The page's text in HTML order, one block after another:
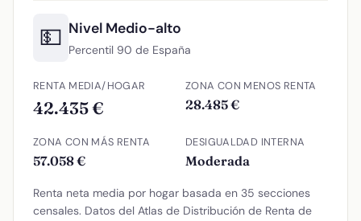
💵 Nivel Medio-alto
Percentil 90 de España
RENTA MEDIA/HOGAR
42.435 €
ZONA CON MENOS RENTA
28.485 €
ZONA CON MÁS RENTA
57.058 €
DESIGUALDAD INTERNA
Moderada
Renta neta media por hogar basada en 35 secciones
censales. Datos del Atlas de Distribución de Renta de